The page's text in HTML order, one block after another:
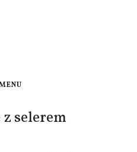
selerem